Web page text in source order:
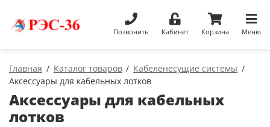
Позвонить Кабинет Корзина Меню
Главная Каталог товаров
Кабеленесущие системы
Аксессуары для кабельных лотков
Аксессуары для кабельных
лотков